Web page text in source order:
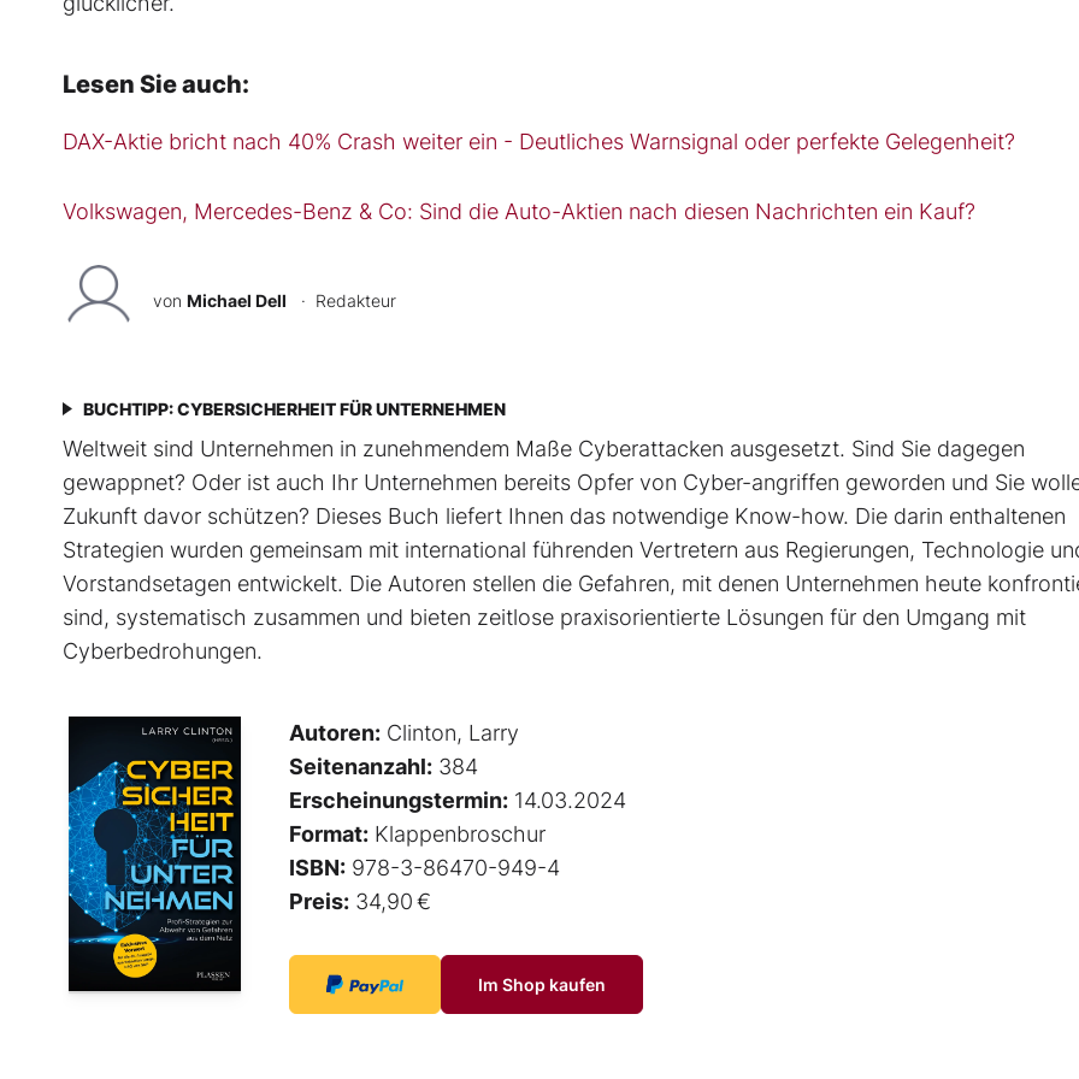
Lesen Sie auch:
DAX-Aktie bricht nach 40% Crash weiter ein - Deutliches Warnsignal oder perfekte Gelegenheit?
Volkswagen, Mercedes-Benz & Co: Sind die Auto-Aktien nach diesen Nachrichten ein Kauf?
von Michael Dell · Redakteur
BUCHTIPP: CYBERSICHERHEIT FÜR UNTERNEHMEN
Weltweit sind Unternehmen in zunehmendem Maße Cyberattacken ausgesetzt. Sind Sie dagegen
gewappnet? Oder ist auch Ihr Unternehmen bereits Opfer von Cyber-angriffen geworden und Sie
Zukunft davor schützen? Dieses Buch liefert Ihnen das notwendige Know-how. Die darin enthaltenen
Strategien wurden gemeinsam mit international führenden Vertretern aus Regierungen, Technologie
Vorstandsetagen entwickelt. Die Autoren stellen die Gefahren, mit denen Unternehmen heute
sind, systematisch zusammen und bieten zeitlose praxisorientierte Lösungen für den Umgang mit
Cyberbedrohungen.
Autoren: Clinton, Larry
Seitenanzahl: 384
Erscheinungstermin: 14.03.2024
Format: Klappenbroschur
ISBN: 978-3-86470-949-4
Preis: 34,90 €
Im Shop kaufen